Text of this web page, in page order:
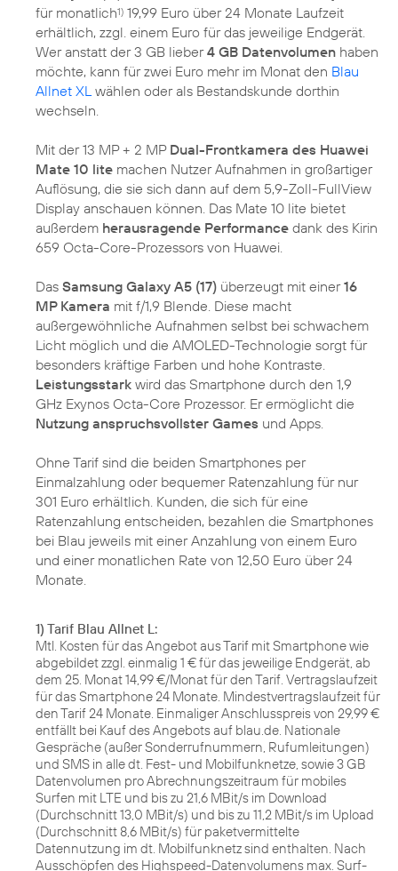
für monatlich1) 19,99 Euro über 24 Monate Laufzeit
erhältlich, zzgl. einem Euro für das jeweilige Endgerät.
Wer anstatt der 3 GB lieber4 GB Datenvolumen haben
möchte, kann für zwei Euro mehr im Monat den Blau
Allnet XLwählen oder als Bestandskunde dorthin
wechseln.
Mit der 13 MP + 2 MP Dual-Frontkamera des Huawei
Mate 10 lite machen Nutzer Aufnahmen in großartiger
Auflösung, die sie sich dann auf dem 5,9-Zoll-FullView
Display anschauen können. Das Mate 10 lite bietet
außerdem herausragende Performance dank des Kirin
659 Octa-Core-Prozessors von Huawei.
Das Samsung Galaxy A5 (17) überzeugt mit einer16
MP Kamera mit f/1,9 Blende. Diese macht
außergewöhnliche Aufnahmen selbst bei schwachem
Licht möglich und die AMOLED-Technologie sorgt für
besonders kräftige Farben und hohe Kontraste.
Leistungsstark wird das Smartphone durch den 1,9
GHz Exynos Octa-Core Prozessor. Er ermöglicht die
Nutzung anspruchsvollster Games und Apps.
Ohne Tarif sind die beiden Smartphones per
Einmalzahlung oder bequemer Ratenzahlung für nur
301 Euro erhältlich. Kunden, die sich für eine
Ratenzahlung entscheiden, bezahlen die Smartphones
bei Blau jeweils mit einer Anzahlung von einem Euro
und einer monatlichen Rate von 12,50 Euro über 24
Monate.
1) Tarif Blau Allnet L:
Mtl. Kosten für das Angebot aus Tarif mit Smartphone wie
abgebildet zzgl. einmalig 1 € für das jeweilige Endgerät, ab
dem 25. Monat 14,99 €/Monat für den Tarif. Vertragslaufzeit
für das Smartphone 24 Monate. Mindestvertragslaufzeit für
den Tarif 24 Monate. Einmaliger Anschlusspreis von 29,99 €
entfällt bei Kauf des Angebots auf blau.de. Nationale
Gespräche (außer Sonderrufnummern, Rufumleitungen)
und SMS in alle dt. Fest- und Mobilfunknetze, sowie 3 GB
Datenvolumen pro Abrechnungszeitraum für mobiles
Surfen mit LTE und bis zu 21,6 MBit/s im Download
(Durchschnitt 13,0 MBit/s) und bis zu 11,2 MBit/s im Upload
(Durchschnitt 8,6 MBit/s) für paketvermittelte
Datennutzung im dt. Mobilfunknetz sind enthalten. Nach
Ausschöpfen des Highspeed-Datenvolumens max. Surf-